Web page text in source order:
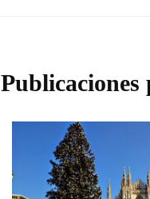
Publicaciones